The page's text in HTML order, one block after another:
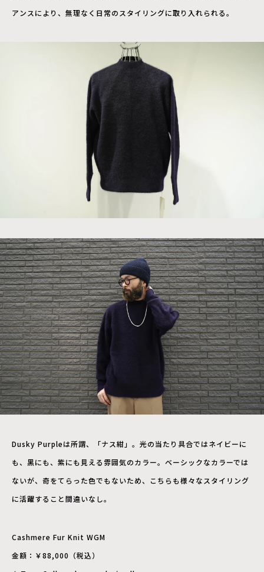
アンスにより、無理なく日常のスタイリングに取り入れられる。
Dusky Purpleは所謂、「ナス紺」。光の当たり具合ではネイビーに
も、⿊にも、紫にも⾒える雰囲気のカラー。ベーシックなカラーでは
ないが、奇をてらった⾊でもないため、こちらも様々なスタイリング
に活躍すること間違いなし。
Cashmere Fur Knit WGM
⾦額：￥88,000（税込）